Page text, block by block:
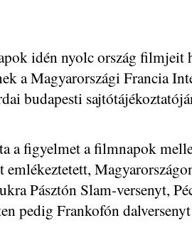
idén nyolc ország filmjeit
a Magyarországi Francia
budapesti
a figyelmet a filmnapok
emlékeztetett,
Pásztón Slam-versenyt,
pedig Frankofón